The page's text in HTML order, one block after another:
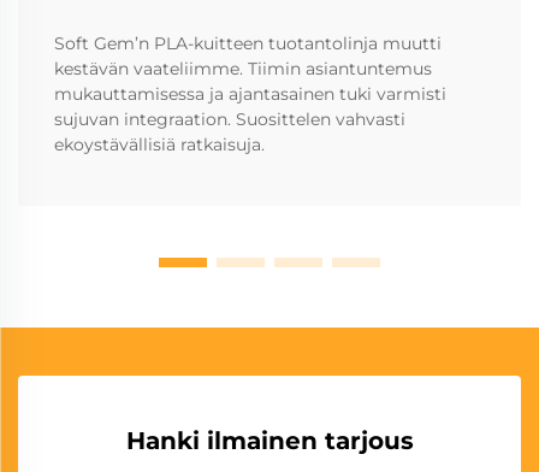
Soft Gem’n PLA-kuitteen tuotantolinja muutti
kestävän vaateliimme. Tiimin asiantuntemus
mukauttamisessa ja ajantasainen tuki varmisti
sujuvan integraation. Suosittelen vahvasti
ekoystävällisiä ratkaisuja.
Hanki ilmainen tarjous